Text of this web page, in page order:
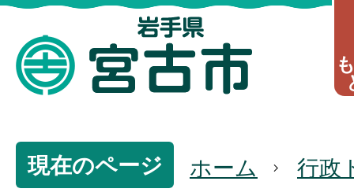
現在のページ ホーム 行政